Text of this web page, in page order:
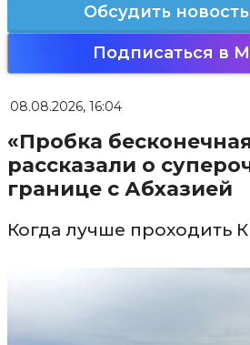
Обсудить новость
Подписаться в
08.08.2026, 16:04
«Пробка
рассказали о
границе с Абхазией
Когда лучше проходить